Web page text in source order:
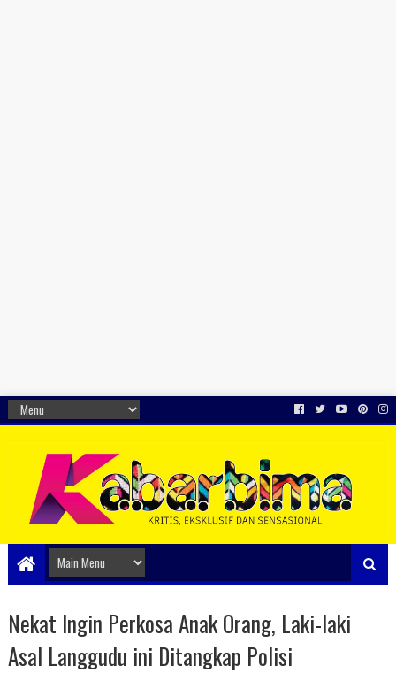
Nekat Ingin Perkosa Anak Orang, Laki-laki
Asal Langgudu ini Ditangkap Polisi